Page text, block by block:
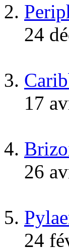
24
17
26
24